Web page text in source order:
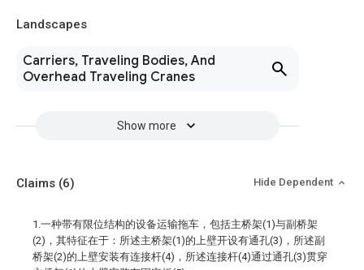
Landscapes
Carriers, Traveling Bodies, And
Overhead Traveling Cranes
Show more
Claims (6) Hide Dependent
1.一种带有限位结构的设备运输拖车，包括主桥架(1)与副桥架
(2)，其特征在于：所述主桥架(1)的上壁开设有通孔(3)，所述副
桥架(2)的上壁安装有连接杆(4)，所述连接杆(4)通过通孔(3)贯穿